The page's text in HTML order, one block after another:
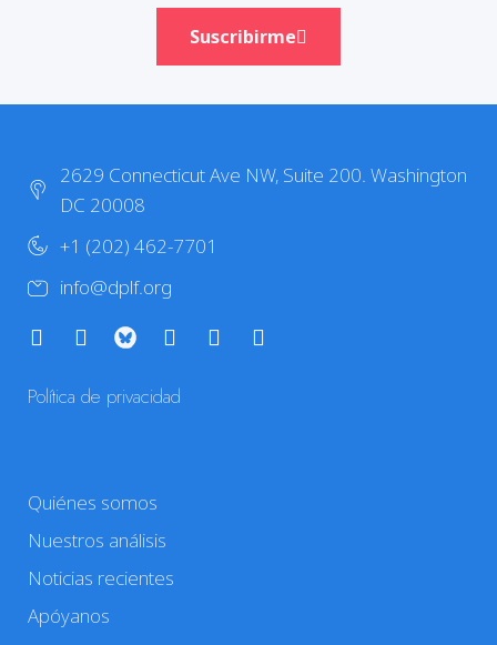
Suscribirme
2629 Connecticut Ave NW, Suite 200. Washington
DC 20008
+1 (202) 462-7701
info@dplf.org
Política de privacidad
Quiénes somos
Nuestros análisis
Noticias recientes
Apóyanos